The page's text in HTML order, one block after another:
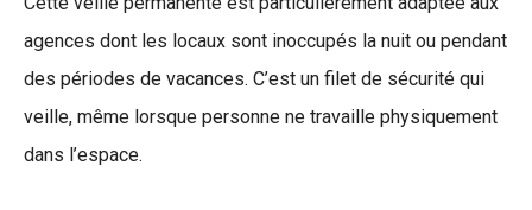
agences dont les locaux sont inoccupés la nuit ou pendant
des périodes de vacances. C’est un filet de sécurité qui
veille, même lorsque personne ne travaille physiquement
dans l’espace.